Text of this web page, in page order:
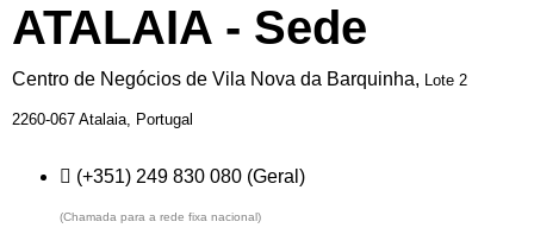
ATALAIA - Sede
Centro de Negócios de Vila Nova da Barquinha, Lote 2
2260-067 Atalaia, Portugal
(+351) 249 830 080 (Geral)
(Chamada para a rede fixa nacional)